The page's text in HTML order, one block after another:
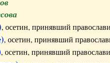
, осетин, принявший
, осетин, принявший
, осетин, принявший